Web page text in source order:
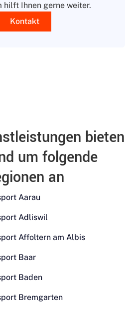
hilft Ihnen gerne weiter.
Kontakt
bieten
um folgende
an
Aarau
Adliswil
Affoltern am Albis
Baar
Baden
Bremgarten